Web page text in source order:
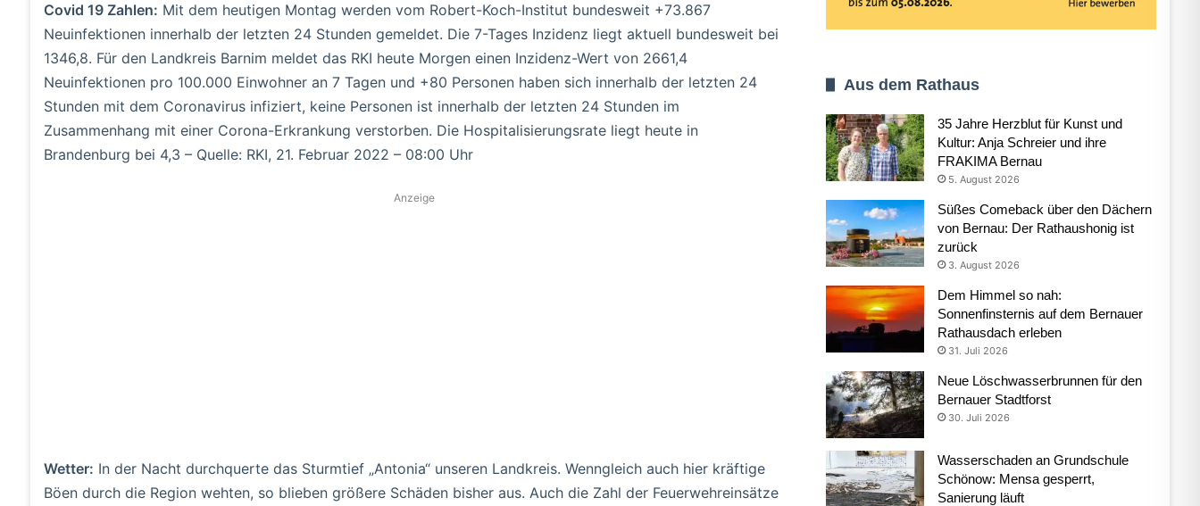
Covid 19 Zahlen: Mit dem heutigen Montag werden vom Robert-Koch-Institut bundesweit +73.867
Neuinfektionen innerhalb der letzten 24 Stunden gemeldet. Die 7-Tages Inzidenz liegt aktuell bundesweit bei
1346,8. Für den Landkreis Barnim meldet das RKI heute Morgen einen Inzidenz-Wert von 2661,4
Neuinfektionen pro 100.000 Einwohner an 7 Tagen und +80 Personen haben sich innerhalb der letzten 24
Stunden mit dem Coronavirus infiziert, keine Personen ist innerhalb der letzten 24 Stunden im
Zusammenhang mit einer Corona-Erkrankung verstorben. Die Hospitalisierungsrate liegt heute in
Brandenburg bei 4,3 – Quelle: RKI, 21. Februar 2022 – 08:00 Uhr
Anzeige
Wetter: In der Nacht durchquerte das Sturmtief „Antonia“ unseren Landkreis. Wenngleich auch hier kräftige
Böen durch die Region wehten, so blieben größere Schäden bisher aus. Auch die Zahl der Feuerwehreinsätze
Aus dem Rathaus
35 Jahre Herzblut für Kunst und
Kultur: Anja Schreier und ihre
FRAKIMA Bernau
5. August 2026
Süßes Comeback über den Dächern
von Bernau: Der Rathaushonig ist
zurück
3. August 2026
Dem Himmel so nah:
Sonnenfinsternis auf dem Bernauer
Rathausdach erleben
31. Juli 2026
Neue Löschwasserbrunnen für den
Bernauer Stadtforst
30. Juli 2026
Wasserschaden an Grundschule
Schönow: Mensa gesperrt,
Sanierung läuft